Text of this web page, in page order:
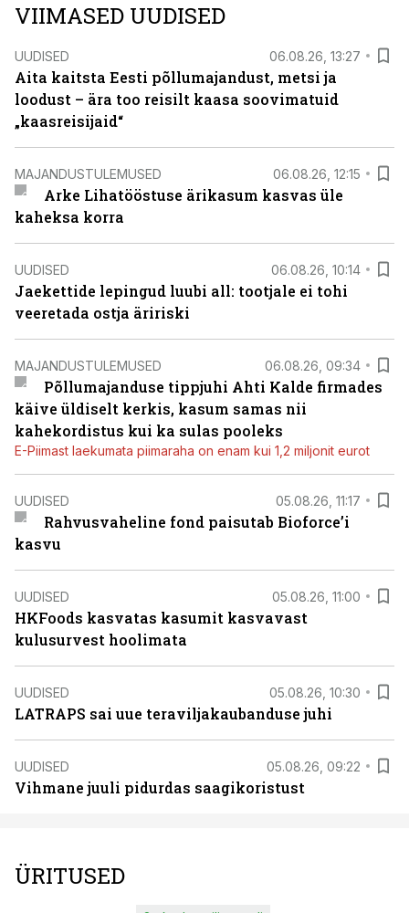
VIIMASED UUDISED
UUDISED 06.08.26, 13:27
Aita kaitsta Eesti põllumajandust, metsi ja
loodust – ära too reisilt kaasa soovimatuid
„kaasreisijaid“
MAJANDUSTULEMUSED 06.08.26, 12:15
Arke Lihatööstuse ärikasum kasvas üle
kaheksa korra
UUDISED 06.08.26, 10:14
Jaekettide lepingud luubi all: tootjale ei tohi
veeretada ostja äririski
MAJANDUSTULEMUSED 06.08.26, 09:34
Põllumajanduse tippjuhi Ahti Kalde firmades
käive üldiselt kerkis, kasum samas nii
kahekordistus kui ka sulas pooleks
E-Piimast laekumata piimaraha on enam kui 1,2 miljonit eurot
UUDISED 05.08.26, 11:17
Rahvusvaheline fond paisutab Bioforce’i
kasvu
UUDISED 05.08.26, 11:00
HKFoods kasvatas kasumit kasvavast
kulusurvest hoolimata
UUDISED 05.08.26, 10:30
LATRAPS sai uue teraviljakaubanduse juhi
UUDISED 05.08.26, 09:22
Vihmane juuli pidurdas saagikoristust
ÜRITUSED